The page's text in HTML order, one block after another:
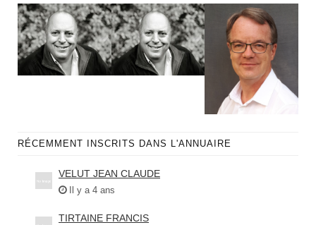
RÉCEMMENT INSCRITS DANS L'ANNUAIRE
VELUT JEAN CLAUDE
Il y a 4 ans
TIRTAINE FRANCIS